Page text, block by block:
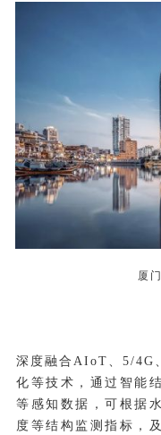
厦
深度融合AIoT、5/4G
化等技术，通过智能
等感知数据，可根据
度等结构监测指标，